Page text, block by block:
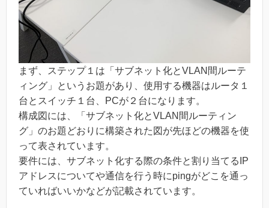
まず、ステップ１は「サブネット化とVLAN間ルーテ
ィング」というお題があり、使用する機器はルータ１
台とスイッチ１台、PCが２台になります。
構成図には、「サブネット化とVLAN間ルーティン
グ」のお題どおりに構築された図が先ほどの機器を使
って表されています。
要件には、サブネット化する際の条件と割り当てるIP
アドレスについてや通信を行う時にpingがどこを通っ
ていればいいかなどが記載されています。